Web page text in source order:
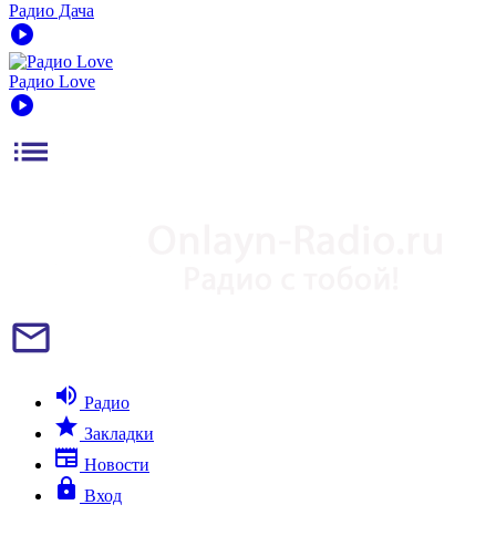
Радио Дача
play_circle
Радио Love
play_circle
list
mail_outline
volume_up Радио
star Закладки
newspaper Новости
lock Вход